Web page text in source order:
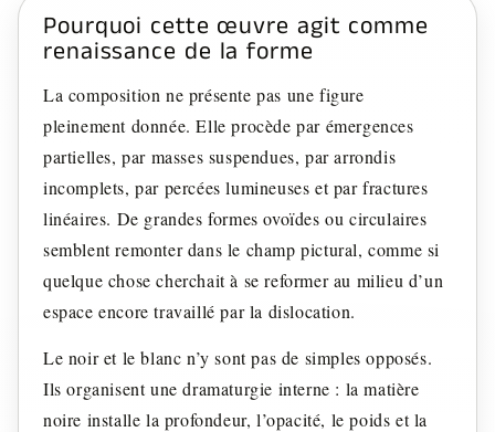
Pourquoi cette œuvre agit comme
renaissance de la forme
La composition ne présente pas une figure
pleinement donnée. Elle procède par émergences
partielles, par masses suspendues, par arrondis
incomplets, par percées lumineuses et par fractures
linéaires. De grandes formes ovoïdes ou circulaires
semblent remonter dans le champ pictural, comme si
quelque chose cherchait à se reformer au milieu d’un
espace encore travaillé par la dislocation.
Le noir et le blanc n’y sont pas de simples opposés.
Ils organisent une dramaturgie interne : la matière
noire installe la profondeur, l’opacité, le poids et la